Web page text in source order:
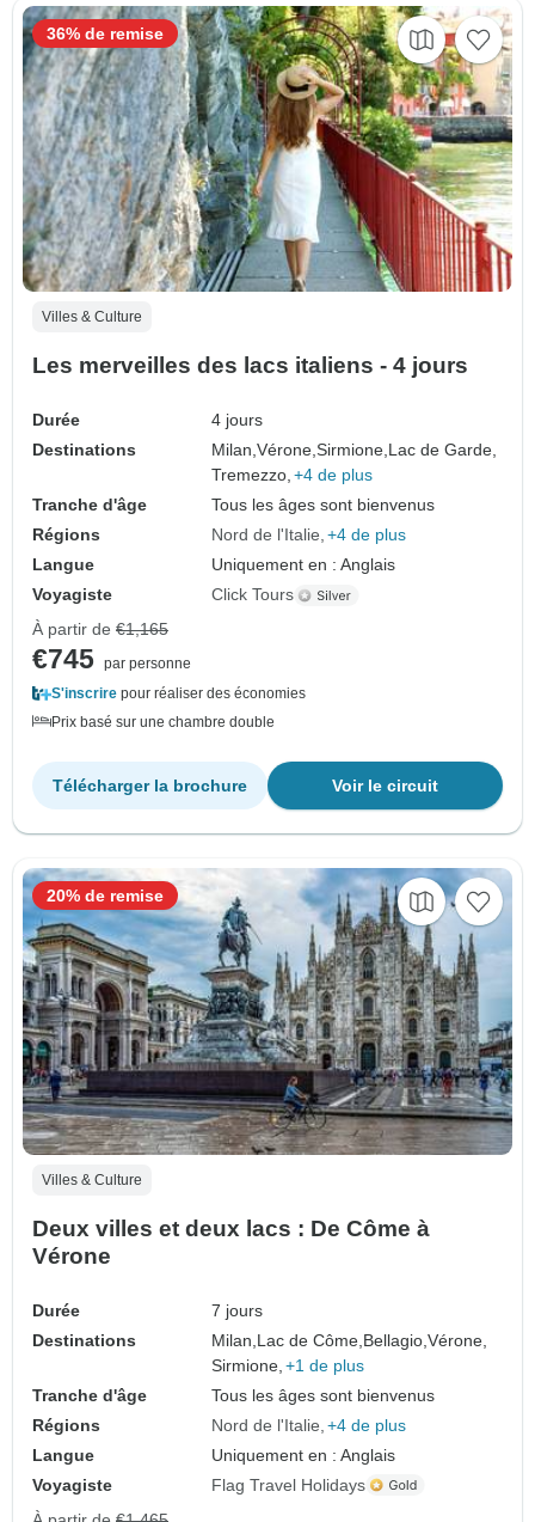
Villes & Culture
Les merveilles des lacs italiens - 4 jours
Durée
4 jours
Destinations
Milan,Vérone,Sirmione,Lac de Garde,
Tremezzo, +4 de plus
Tranche d'âge
Tous les âges sont bienvenus
Régions
Nord de l'Italie +4 de plus
Langue
Uniquement en : Anglais
Voyagiste
Click Tours
36% de remise
À partir de €1,165
€745 par personne
S'inscrire pour réaliser des économies
Prix basé sur une chambre double
Voir le circuit
Télécharger la brochure
Villes & Culture
Deux villes et deux lacs : De Côme à
Vérone
Durée
7 jours
Destinations
Milan, Lac de Côme, Bellagio,Vérone,
Sirmione, +1 de plus
Tranche d'âge
Tous les âges sont bienvenus
Régions
Nord de l'Italie +4 de plus
Langue
Uniquement en : Anglais
Voyagiste
Flag Travel Holidays
20% de remise